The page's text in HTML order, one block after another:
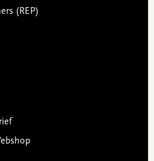
(REP)